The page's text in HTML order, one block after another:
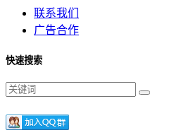
联系我们
广告合作
快速搜索